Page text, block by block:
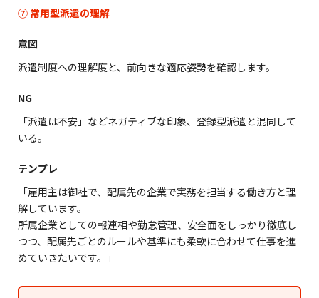
⑦ 常用型派遣の理解
意図
派遣制度への理解度と、前向きな適応姿勢を確認します。
NG
「派遣は不安」などネガティブな印象、登録型派遣と混同して
いる。
テンプレ
「雇用主は御社で、配属先の企業で実務を担当する働き方と理
解しています。
所属企業としての報連相や勤怠管理、安全面をしっかり徹底し
つつ、配属先ごとのルールや基準にも柔軟に合わせて仕事を進
めていきたいです。」